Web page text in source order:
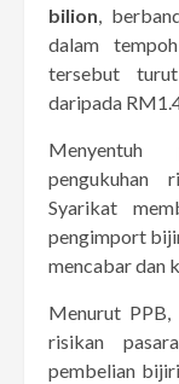
bilion,
dalam
tersebut
daripada
Menyentuh
pengukuhan
Syarikat
pengimport
mencabar dan
Menurut PPB,
risikan
pembelian